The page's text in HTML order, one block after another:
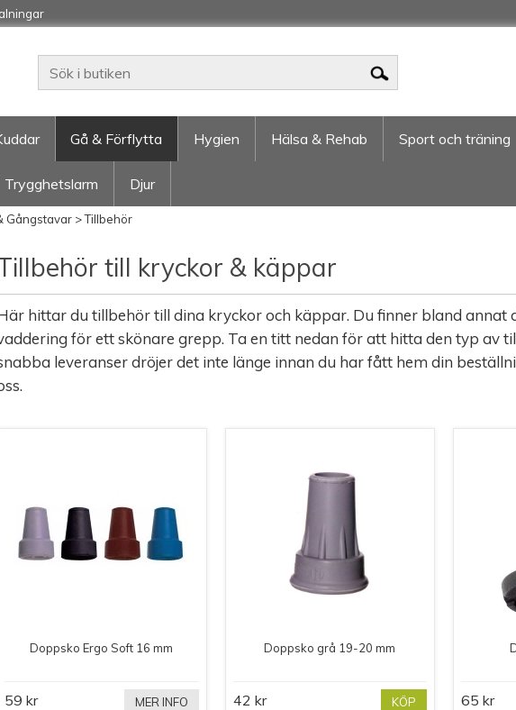
Gå & Förflytta Hygien Hälsa & Rehab Sport och träning
Trygghetslarm Djur
Gångstavar >Tillbehör
till kryckor & käppar
hittar du tillbehör till dina kryckor och käppar. Du finner bland annat
för ett skönare grepp. Ta en titt nedan för att hitta den typ av
leveranser dröjer det inte länge innan du har fått hem din
Doppsko Ergo Soft 16 mm
59 kr MER INFO
Doppsko grå 19-20 mm
42 kr KÖP 65 kr